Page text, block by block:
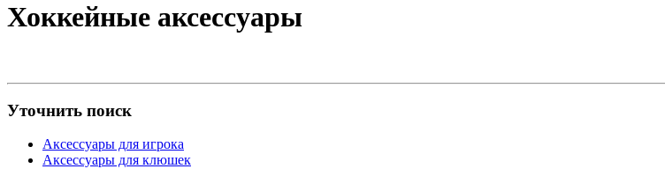
Хоккейные аксессуары
Уточнить поиск
Аксессуары для игрока
Аксессуары для клюшек